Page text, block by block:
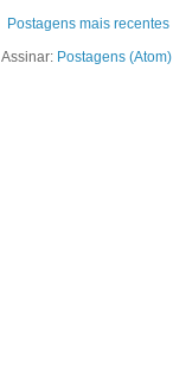
Postagens mais recentes
Assinar: Postagens (Atom)